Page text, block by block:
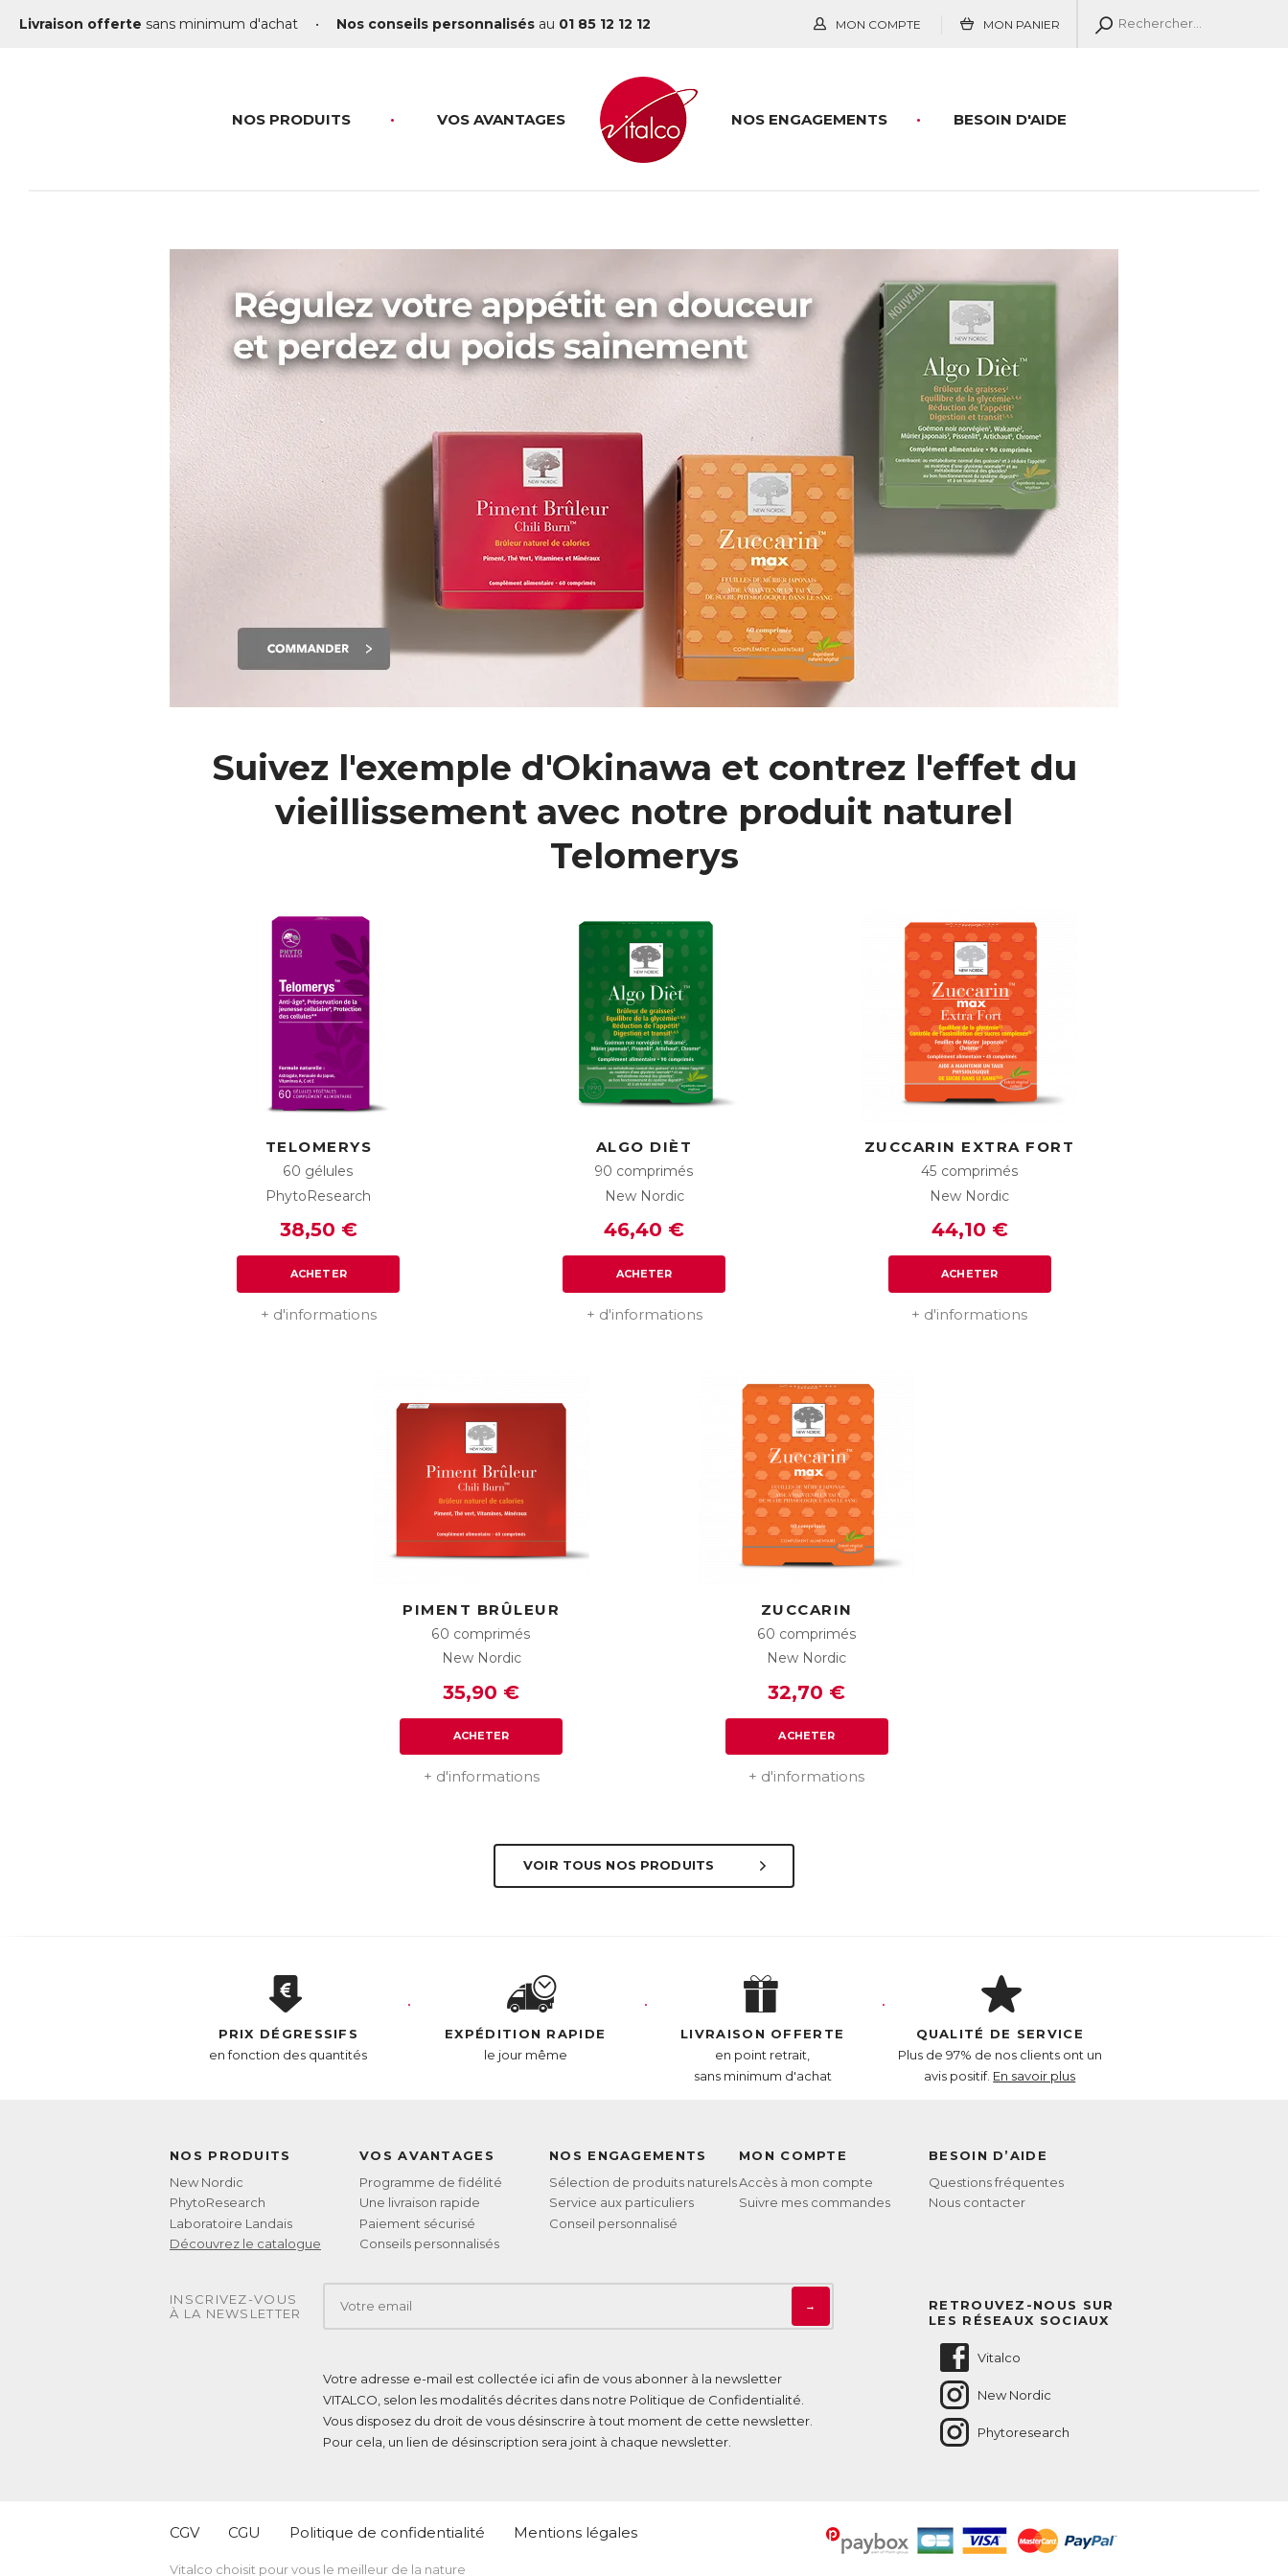
Livraison offerte sans minimum d'achat • Nos conseils personnalisés au 01 85 12 12 12 MON COMPTE MON PANIER
NOS PRODUITS VOS AVANTAGES BESOIN D'AIDE
NOS ENGAGEMENTS
Suivez l'exemple d'Okinawa et contrez l'effet du
vieillissement avec notre produit naturel
Telomerys
TELOMERYS
60 gélules
PhytoResearch
38,50 €
ACHETER
+ d'informations
ALGO DIÈT
90 comprimés
New Nordic
46,40 €
ACHETER
+ d'informations
ZUCCARIN EXTRA FORT
45 comprimés
New Nordic
44,10 €
ACHETER
+ d'informations
PIMENT BRÛLEUR
60 comprimés
New Nordic
35,90 €
ACHETER
+ d'informations
ZUCCARIN
60 comprimés
New Nordic
32,70 €
ACHETER
+ d'informations
VOIR TOUS NOS PRODUITS
PRIX DÉGRESSIFS
en fonction des quantités
EXPÉDITION RAPIDE
le jour même
LIVRAISON OFFERTE
en point retrait,
sans minimum d'achat
QUALITÉ DE SERVICE
Plus de 97% de nos clients ont un
avis positif. En savoir plus
NOS PRODUITS
New Nordic
PhytoResearch
Laboratoire Landais
Découvrez le catalogue
VOS AVANTAGES
Programme de fidélité
Une livraison rapide
Paiement sécurisé
Conseils personnalisés
NOS ENGAGEMENTS
Sélection de produits naturels
Service aux particuliers
Conseil personnalisé
MON COMPTE
Accès à mon compte
Suivre mes commandes
BESOIN D’AIDE
Questions fréquentes
Nous contacter
RETROUVEZ-NOUS SUR
LES RÉSEAUX SOCIAUX
Vitalco
New Nordic
Phytoresearch
INSCRIVEZ-VOUS
À LA NEWSLETTER
→
Votre adresse e-mail est collectée ici afin de vous abonner à la newsletter
VITALCO, selon les modalités décrites dans notre Politique de Confidentialité
Vous disposez du droit de vous désinscrire à tout moment de cette newsletter.
Pour cela, un lien de désinscription sera joint à chaque newsletter.
CGV CGU Politique de confidentialité Mentions légales
Vitalco choisit pour vous le meilleur de la nature